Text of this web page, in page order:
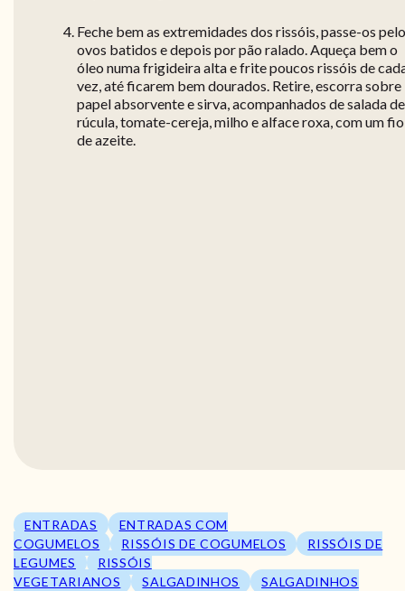
Feche bem as extremidades dos rissóis, passe-os
ovos batidos e depois por pão ralado. Aqueça bem o
óleo numa frigideira alta e frite poucos rissóis de
vez, até ficarem bem dourados. Retire, escorra sobre
papel absorvente e sirva, acompanhados de salada de
rúcula, tomate-cereja, milho e alface roxa, com um fio
de azeite.
ENTRADAS
ENTRADAS COM
COGUMELOS
RISSÓIS DE COGUMELOS
RISSÓIS DE
LEGUMES
RISSÓIS
VEGETARIANOS
SALGADINHOS
SALGADINHOS